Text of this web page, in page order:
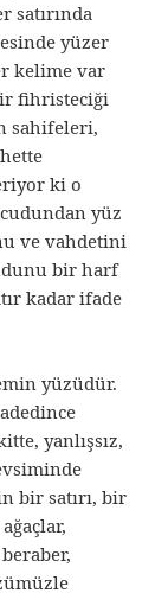
satırında
yüzer
kelime var
fihristeciği
sahifeleri,
ki o
yüz
ve vahdetini
bir harf
kadar ifade
yüzüdür.
yanlışsız,
bir satırı, bir